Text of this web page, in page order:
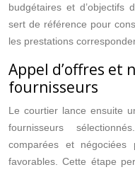
budgétaires et d’objectifs
sert de référence pour
les prestations
Appel d’offres et
fournisseurs
Le courtier lance ensuite
fournisseurs
comparées et
favorables. Cette étape